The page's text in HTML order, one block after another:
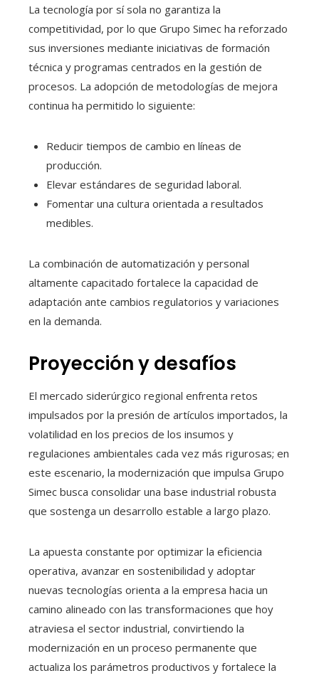
La tecnología por sí sola no garantiza la
competitividad, por lo que Grupo Simec ha reforzado
sus inversiones mediante iniciativas de formación
técnica y programas centrados en la gestión de
procesos. La adopción de metodologías de mejora
continua ha permitido lo siguiente:
Reducir tiempos de cambio en líneas de
producción.
Elevar estándares de seguridad laboral.
Fomentar una cultura orientada a resultados
medibles.
La combinación de automatización y personal
altamente capacitado fortalece la capacidad de
adaptación ante cambios regulatorios y variaciones
en la demanda.
Proyección y desafíos
El mercado siderúrgico regional enfrenta retos
impulsados por la presión de artículos importados, la
volatilidad en los precios de los insumos y
regulaciones ambientales cada vez más rigurosas; en
este escenario, la modernización que impulsa Grupo
Simec busca consolidar una base industrial robusta
que sostenga un desarrollo estable a largo plazo.
La apuesta constante por optimizar la eficiencia
operativa, avanzar en sostenibilidad y adoptar
nuevas tecnologías orienta a la empresa hacia un
camino alineado con las transformaciones que hoy
atraviesa el sector industrial, convirtiendo la
modernización en un proceso permanente que
actualiza los parámetros productivos y fortalece la